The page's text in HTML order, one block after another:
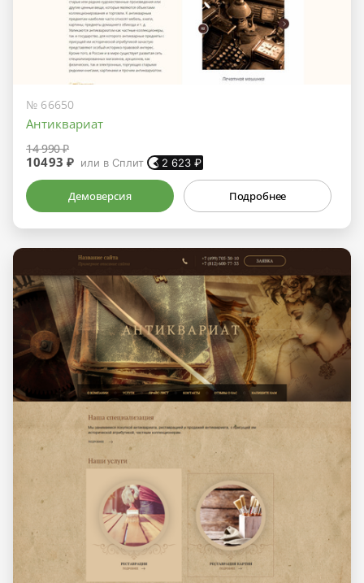
№ 66650
Антиквариат
14 990 ₽
10493 ₽ или в Сплит 2 623 ₽
Демоверсия Подробнее